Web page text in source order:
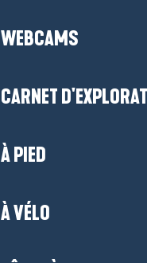
WEBCAMS
CARNET
À PIED
À VÉLO